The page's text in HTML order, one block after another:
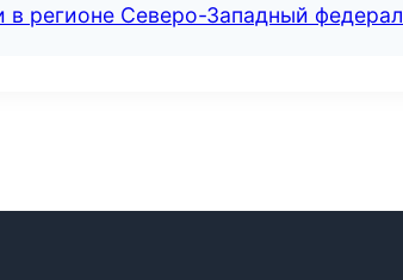
в регионе Северо-Западный